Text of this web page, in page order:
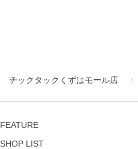
チックタックくずはモール店
FEATURE
SHOP LIST